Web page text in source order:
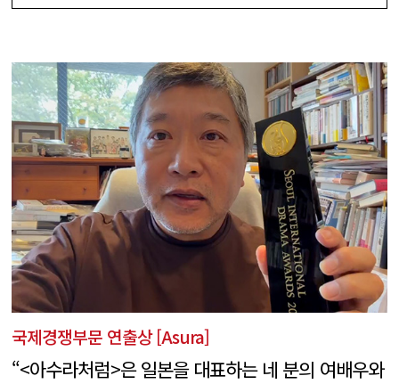
국제경쟁부문 연출상 [Asura]
“<아수라처럼>은 일본을 대표하는 네 분의 여배우와